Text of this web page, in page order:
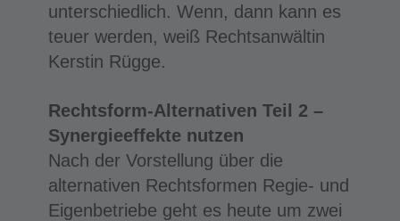
unterschiedlich. Wenn, dann kann es
teuer werden, weiß Rechtsanwältin
Kerstin Rügge.
Rechtsform-Alternativen Teil 2 –
Synergieeffekte nutzen
Nach der Vorstellung über die
alternativen Rechtsformen Regie- und
Eigenbetriebe geht es heute um zwei